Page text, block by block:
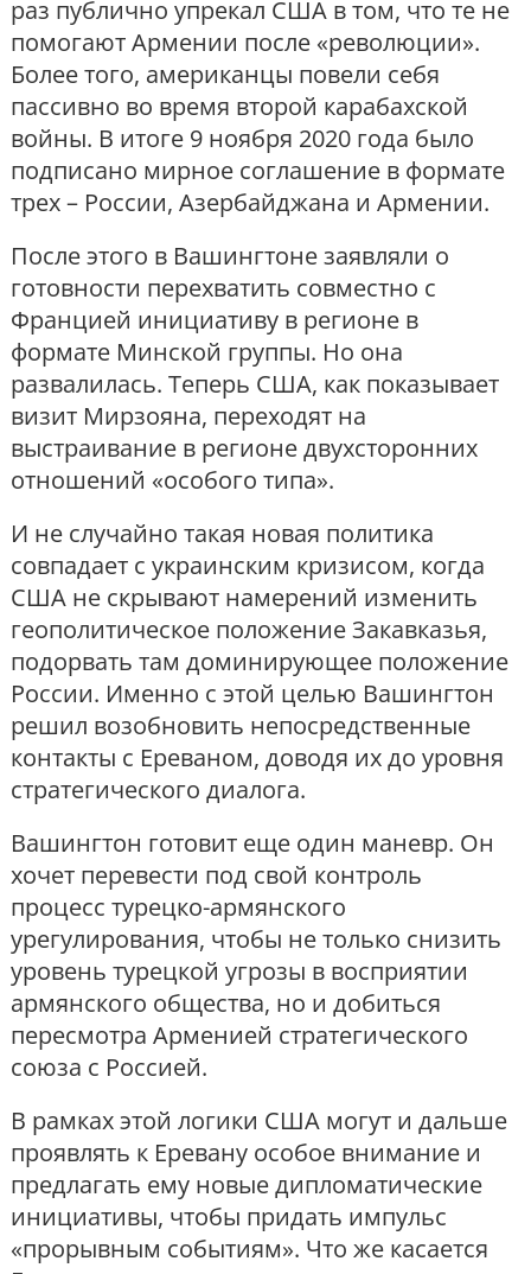
раз публично упрекал США в том, что те не
помогают Армении после «революции».
Более того, американцы повели себя
пассивно во время второй карабахской
войны. В итоге 9 ноября 2020 года было
подписано мирное соглашение в формате
трех – России, Азербайджана и Армении.
После этого в Вашингтоне заявляли о
готовности перехватить совместно с
Францией инициативу в регионе в
формате Минской группы. Но она
развалилась. Теперь США, как показывает
визит Мирзояна, переходят на
выстраивание в регионе двухсторонних
отношений «особого типа».
И не случайно такая новая политика
совпадает с украинским кризисом, когда
США не скрывают намерений изменить
геополитическое положение Закавказья,
подорвать там доминирующее положение
России. Именно с этой целью Вашингтон
решил возобновить непосредственные
контакты с Ереваном, доводя их до уровня
стратегического диалога.
Вашингтон готовит еще один маневр. Он
хочет перевести под свой контроль
процесс турецко-армянского
урегулирования, чтобы не только снизить
уровень турецкой угрозы в восприятии
армянского общества, но и добиться
пересмотра Арменией стратегического
союза с Россией.
В рамках этой логики США могут и дальше
проявлять к Еревану особое внимание и
предлагать ему новые дипломатические
инициативы, чтобы придать импульс
«прорывным событиям». Что же касается